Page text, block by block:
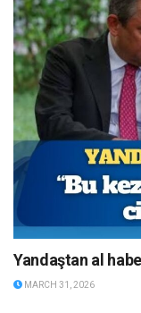
Yandaştan al
MARCH 31, 2026